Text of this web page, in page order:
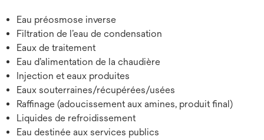
Eau préosmose inverse
Filtration de l’eau de condensation
Eaux de traitement
Eau d’alimentation de la chaudière
Injection et eaux produites
Eaux souterraines/récupérées/usées
Raffinage (adoucissement aux amines, produit final)
Liquides de refroidissement
Eau destinée aux services publics